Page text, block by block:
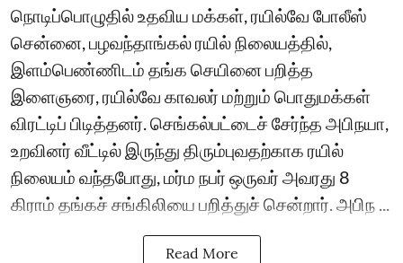
நொடிப்பொழுதில் உதவிய மக்கள், ரயில்வே போலீஸ்
சென்னை, பழவந்தாங்கல் ரயில் நிலையத்தில்,
இளம்பெண்ணிடம் தங்க செயினை பறித்த
இளைஞரை, ரயில்வே காவலர் மற்றும் பொதுமக்கள்
விரட்டிப் பிடித்தனர். செங்கல்பட்டைச் சேர்ந்த அபிநயா,
உறவினர் வீட்டில் இருந்து திரும்புவதற்காக ரயில்
நிலையம் வந்தபோது, மர்ம நபர் ஒருவர் அவரது 8
கிராம் தங்கச் சங்கிலியை பறித்துச் சென்றார். அபிந ...
Read More